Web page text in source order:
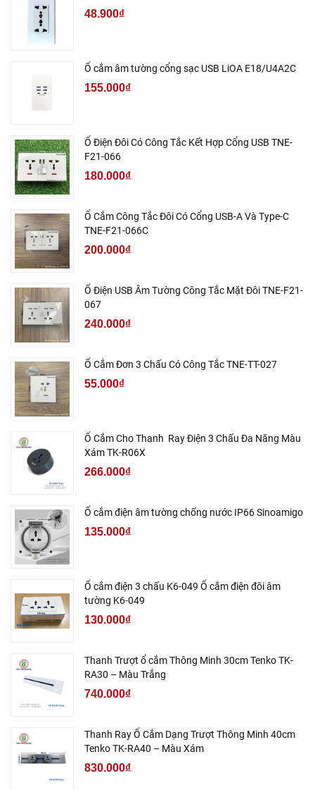
48.900₫
Ổ cắm âm tường cổng sạc USB LiOA E18/U4A2C
155.000₫
Ổ Điện Đôi Có Công Tắc Kết Hợp Cổng USB TNE-
F21-066
180.000₫
Ổ Cắm Công Tắc Đôi Có Cổng USB-A Và Type-C
TNE-F21-066C
200.000₫
Ổ Điện USB Âm Tường Công Tắc Mặt Đôi TNE-F21-
067
240.000₫
Ổ Cắm Đơn 3 Chấu Có Công Tắc TNE-TT-027
55.000₫
Ổ Cắm Cho Thanh Ray Điện 3 Chấu Đa Năng Màu
Xám TK-R06X
266.000₫
Ổ cắm điện âm tường chống nước IP66 Sinoamigo
135.000₫
Ổ cắm điện 3 chấu K6-049 Ổ cắm điện đôi âm
tường K6-049
130.000₫
Thanh Trượt ổ cắm Thông Minh 30cm Tenko TK-
RA30 – Màu Trắng
740.000₫
Thanh Ray Ổ Cắm Dạng Trượt Thông Minh 40cm
Tenko TK-RA40 – Màu Xám
830.000₫